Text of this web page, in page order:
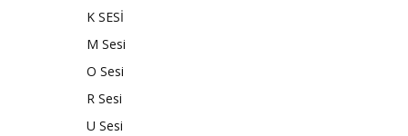
K SESİ
M Sesi
O Sesi
R Sesi
U Sesi